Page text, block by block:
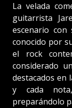
La velada
guitarrista
escenario
conocido por
el rock
considerado
destacados en
y cada
preparándolo